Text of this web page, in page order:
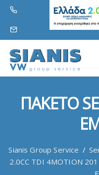
ΠΑΚΕΤΟ
Sianis Group Service /
2.0CC TDI 4MOTION